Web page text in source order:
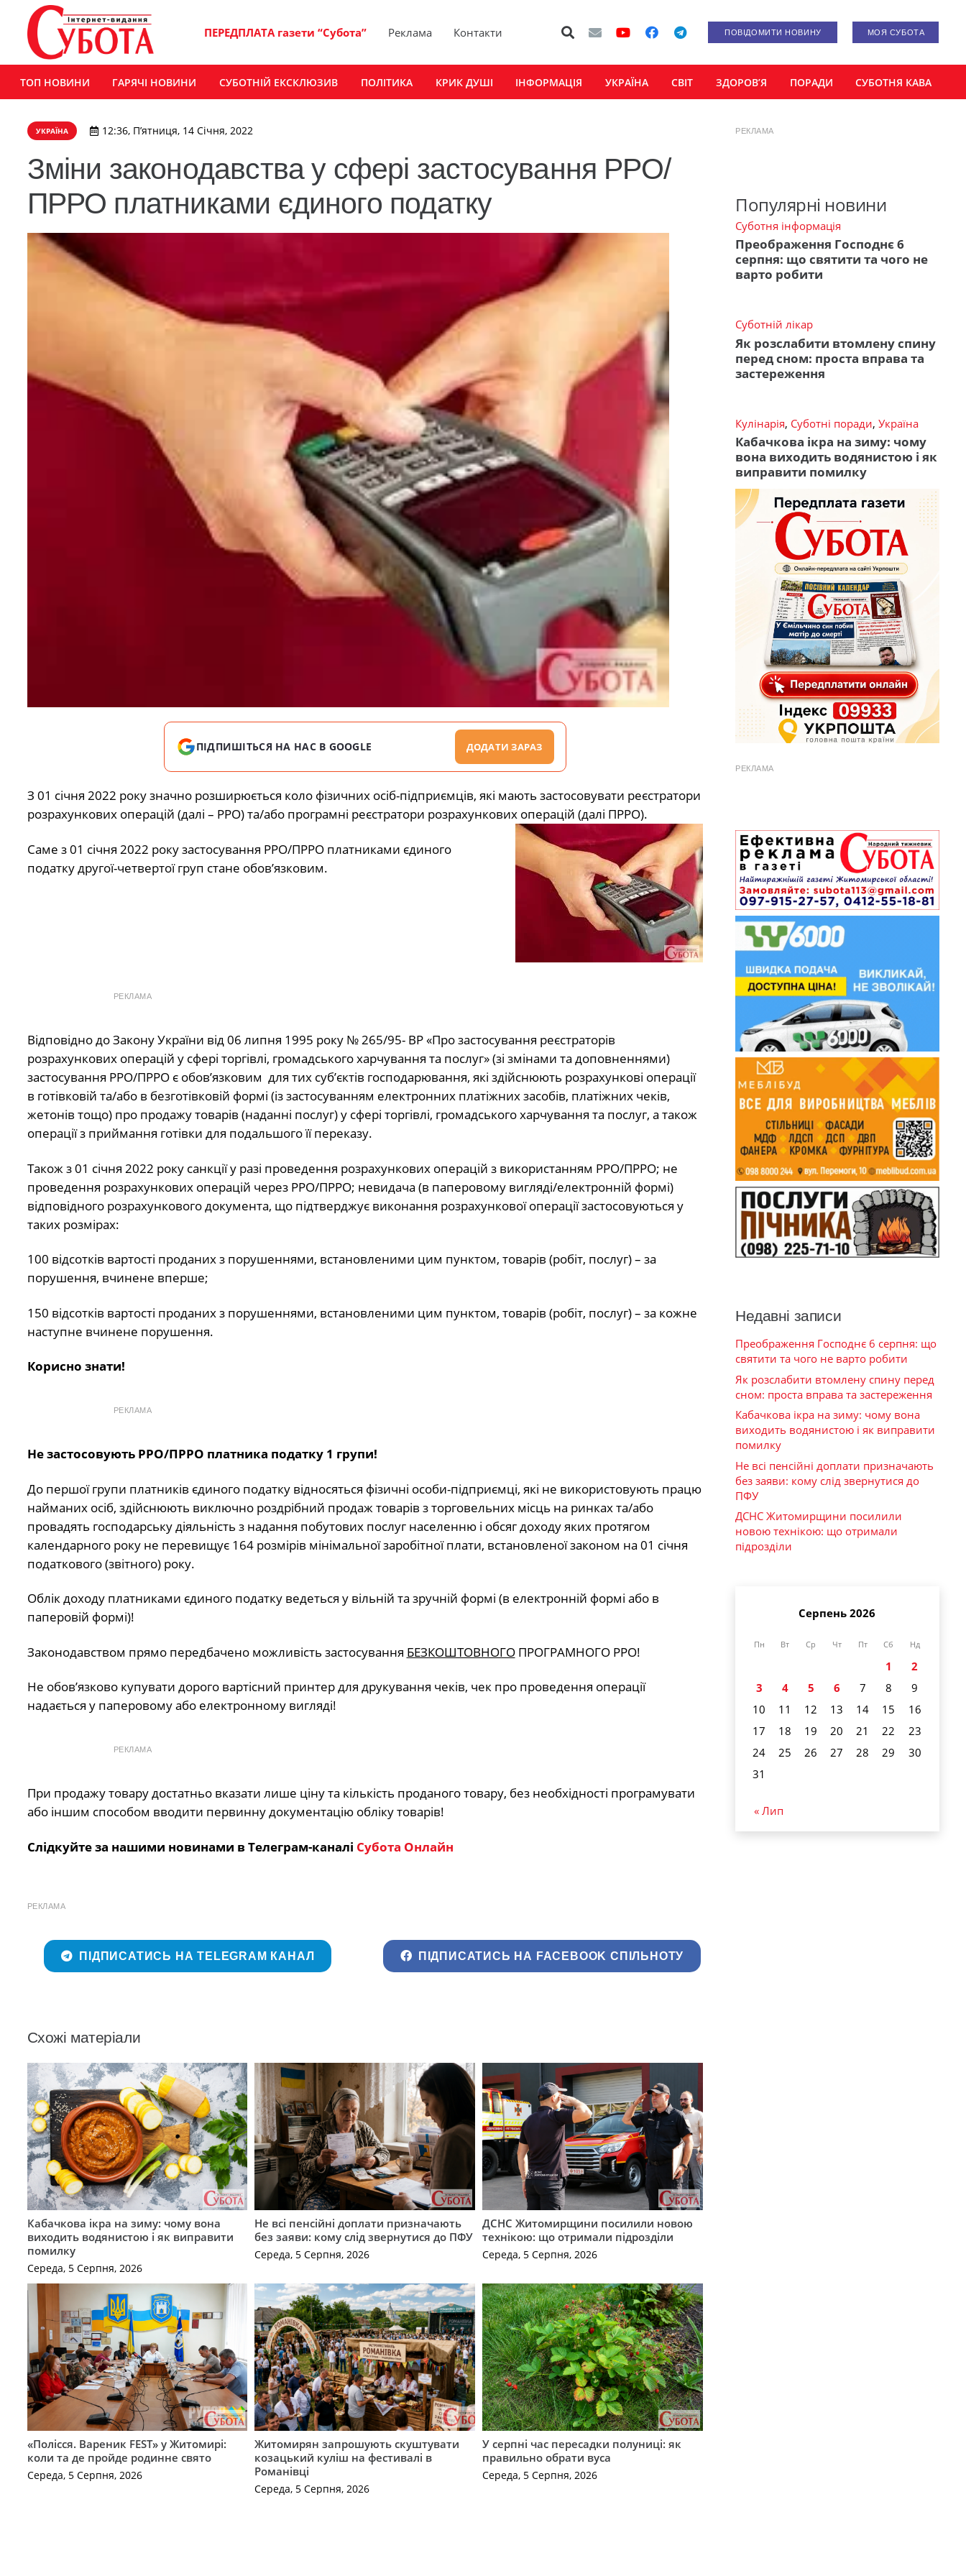
ПЕРЕДПЛАТА газети “Субота” Реклама Контакти ПОВІДОМИТИ НОВИНУ МОЯ СУБОТА
ТОП НОВИНИ ГАРЯЧІ НОВИНИ СУБОТНІЙ ЕКСКЛЮЗИВ ПОЛІТИКА КРИК ДУШІ ІНФОРМАЦІЯ УКРАЇНА СВІТ ЗДОРОВ’Я ПОРАДИ СУБОТНЯ КАВА
УКРАЇНА 12:36, П’ятниця, 14 Січня, 2022
Зміни законодавства у сфері застосування РРО/
ПРРО платниками єдиного податку
ПІДПИШІТЬСЯ НА НАС В GOOGLE ДОДАТИ ЗАРАЗ
З 01 січня 2022 року значно розширюється коло фізичних осіб-підприємців, які мають застосовувати реєстратори
розрахункових операцій (далі – РРО) та/або програмні реєстратори розрахункових операцій (далі ПРРО).
Саме з 01 січня 2022 року застосування РРО/ПРРО платниками єдиного
податку другої-четвертої груп стане обов’язковим.
РЕКЛАМА
Відповідно до Закону України від 06 липня 1995 року № 265/95- ВР «Про застосування реєстраторів
розрахункових операцій у сфері торгівлі, громадського харчування та послуг» (зі змінами та доповненнями)
застосування РРО/ПРРО є обов’язковим для тих суб’єктів господарювання, які здійснюють розрахункові операції
в готівковій та/або в безготівковій формі (із застосуванням електронних платіжних засобів, платіжних чеків,
жетонів тощо) про продажу товарів (наданні послуг) у сфері торгівлі, громадського харчування та послуг, а також
операції з приймання готівки для подальшого її переказу.
Також з 01 січня 2022 року санкції у разі проведення розрахункових операцій з використанням РРО/ПРРО; не
проведення розрахункових операцій через РРО/ПРРО; невидача (в паперовому вигляді/електронній формі)
відповідного розрахункового документа, що підтверджує виконання розрахункової операції застосовуються у
таких розмірах:
100 відсотків вартості проданих з порушеннями, встановленими цим пунктом, товарів (робіт, послуг) – за
порушення, вчинене вперше;
150 відсотків вартості проданих з порушеннями, встановленими цим пунктом, товарів (робіт, послуг) – за кожне
наступне вчинене порушення.
Корисно знати!
РЕКЛАМА
Не застосовують РРО/ПРРО платника податку 1 групи!
До першої групи платників єдиного податку відносяться фізичні особи-підприємці, які не використовують працю
найманих осіб, здійснюють виключно роздрібний продаж товарів з торговельних місць на ринках та/або
провадять господарську діяльність з надання побутових послуг населенню і обсяг доходу яких протягом
календарного року не перевищує 164 розмірів мінімальної заробітної плати, встановленої законом на 01 січня
податкового (звітного) року.
Облік доходу платниками єдиного податку ведеться у вільній та зручній формі (в електронній формі або в
паперовій формі)!
Законодавством прямо передбачено можливість застосування БЕЗКОШТОВНОГОПРОГРАМНОГО РРО!
Не обов’язково купувати дорого вартісний принтер для друкування чеків, чек про проведення операції
надається у паперовому або електронному вигляді!
РЕКЛАМА
При продажу товару достатньо вказати лише ціну та кількість проданого товару, без необхідності програмувати
або іншим способом вводити первинну документацію обліку товарів!
Слідкуйте за нашими новинами в Телеграм-каналі Субота Онлайн
РЕКЛАМА
ПІДПИСАТИСЬ НА TELEGRAM КАНАЛ ПІДПИСАТИСЬ НА FACEBOOK СПІЛЬНОТУ
Схожі матеріали
Кабачкова ікра на зиму: чому вона
виходить водянистою і як виправити
помилку
Середа, 5 Серпня, 2026
Не всі пенсійні доплати призначають
без заяви: кому слід звернутися до ПФУ
Середа, 5 Серпня, 2026
ДСНС Житомирщини посилили новою
технікою: що отримали підрозділи
Середа, 5 Серпня, 2026
«Полісся. Вареник FEST» у Житомирі:
коли та де пройде родинне свято
Середа, 5 Серпня, 2026
Житомирян запрошують скуштувати
козацький куліш на фестивалі в
Романівці
Середа, 5 Серпня, 2026
У серпні час пересадки полуниці: як
правильно обрати вуса
Середа, 5 Серпня, 2026
РЕКЛАМА
Популярні новини
Суботня інформація
Преображення Господнє 6
серпня: що святити та чого не
варто робити
Суботній лікар
Як розслабити втомлену спину
перед сном: проста вправа та
застереження
Кулінарія, Суботні поради, Україна
Кабачкова ікра на зиму: чому
вона виходить водянистою і як
виправити помилку
РЕКЛАМА
Недавні записи
Преображення Господнє 6 серпня: що
святити та чого не варто робити
Як розслабити втомлену спину перед
сном: проста вправа та застереження
Кабачкова ікра на зиму: чому вона
виходить водянистою і як виправити
помилку
Не всі пенсійні доплати призначають
без заяви: кому слід звернутися до
ПФУ
ДСНС Житомирщини посилили
новою технікою: що отримали
підрозділи
Серпень 2026
Пн Вт Ср Чт Пт Сб Нд
1
2
3
4 5 6 7 8
9
10
11 12 13 14 15
16
17
18 19 20 21 22
23
24
25 26 27 28 29
30
31
« Лип